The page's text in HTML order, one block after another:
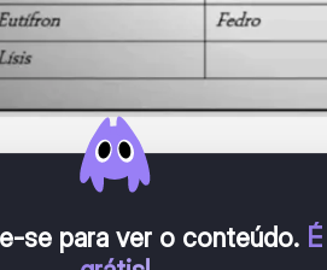
se para ver o conteúdo. É